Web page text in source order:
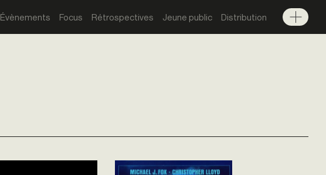
Évènements Focus Rétrospectives Jeune public Distribution
Menu